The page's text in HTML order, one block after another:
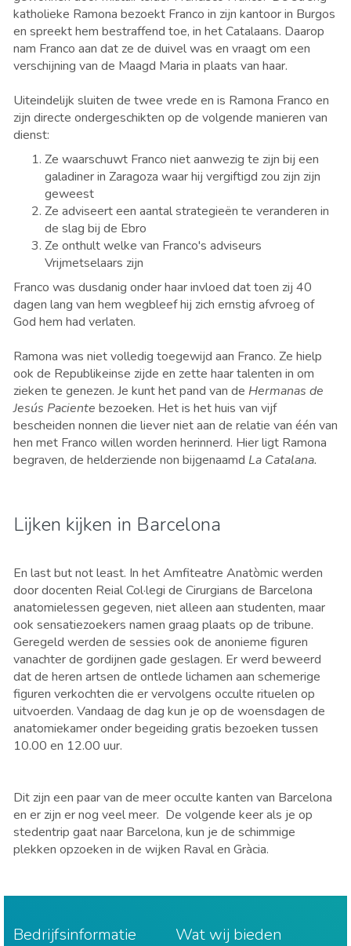
katholieke Ramona bezoekt Franco in zijn kantoor in Burgos
en spreekt hem bestraffend toe, in het Catalaans. Daarop
nam Franco aan dat ze de duivel was en vraagt om een
verschijning van de Maagd Maria in plaats van haar.
Uiteindelijk sluiten de twee vrede en is Ramona Franco en
zijn directe ondergeschikten op de volgende manieren van
dienst:
Ze waarschuwt Franco niet aanwezig te zijn bij een
galadiner in Zaragoza waar hij vergiftigd zou zijn zijn
geweest
Ze adviseert een aantal strategieën te veranderen in
de slag bij de Ebro
Ze onthult welke van Franco's adviseurs
Vrijmetselaars zijn
Franco was dusdanig onder haar invloed dat toen zij 40
dagen lang van hem wegbleef hij zich ernstig afvroeg of
God hem had verlaten.
Ramona was niet volledig toegewijd aan Franco. Ze hielp
ook de Republikeinse zijde en zette haar talenten in om
zieken te genezen. Je kunt het pand van de Hermanas de
Jesús Paciente bezoeken. Het is het huis van vijf
bescheiden nonnen die liever niet aan de relatie van één van
hen met Franco willen worden herinnerd. Hier ligt Ramona
begraven, de helderziende non bijgenaamd La Catalana.
Lijken kijken in Barcelona
En last but not least. In het Amfiteatre Anatòmic werden
door docenten Reial Col·legi de Cirurgians de Barcelona
anatomielessen gegeven, niet alleen aan studenten, maar
ook sensatiezoekers namen graag plaats op de tribune.
Geregeld werden de sessies ook de anonieme figuren
vanachter de gordijnen gade geslagen. Er werd beweerd
dat de heren artsen de ontlede lichamen aan schemerige
figuren verkochten die er vervolgens occulte rituelen op
uitvoerden. Vandaag de dag kun je op de woensdagen de
anatomiekamer onder begeiding gratis bezoeken tussen
10.00 en 12.00 uur.
Dit zijn een paar van de meer occulte kanten van Barcelona
en er zijn er nog veel meer. De volgende keer als je op
stedentrip gaat naar Barcelona, kun je de schimmige
plekken opzoeken in de wijken Raval en Gràcia.
Bedrijfsinformatie Wat wij bieden